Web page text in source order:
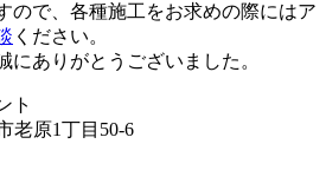
ので、各種施工をお求めの際にはア
ください。
にありがとうございました。
ト
老原1丁目50-6